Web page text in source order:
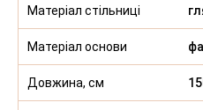
Матеріал стільниці
Матеріал основи
Довжина, см